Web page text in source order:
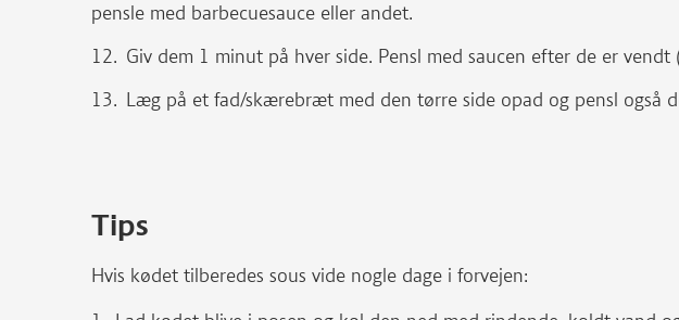
pensle med barbecuesauce eller andet.
Giv dem 1 minut på hver side. Pensl med saucen efter de er vendt
Læg på et fad/skærebræt med den tørre side opad og pensl også
Tips
Hvis kødet tilberedes sous vide nogle dage i forvejen: